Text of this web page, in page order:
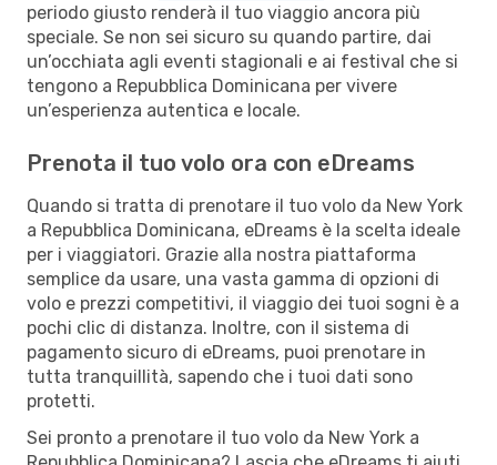
periodo giusto renderà il tuo viaggio ancora più
speciale. Se non sei sicuro su quando partire, dai
un’occhiata agli eventi stagionali e ai festival che si
tengono a Repubblica Dominicana per vivere
un’esperienza autentica e locale.
Prenota il tuo volo ora con eDreams
Quando si tratta di prenotare il tuo volo da New York
a Repubblica Dominicana, eDreams è la scelta ideale
per i viaggiatori. Grazie alla nostra piattaforma
semplice da usare, una vasta gamma di opzioni di
volo e prezzi competitivi, il viaggio dei tuoi sogni è a
pochi clic di distanza. Inoltre, con il sistema di
pagamento sicuro di eDreams, puoi prenotare in
tutta tranquillità, sapendo che i tuoi dati sono
protetti.
Sei pronto a prenotare il tuo volo da New York a